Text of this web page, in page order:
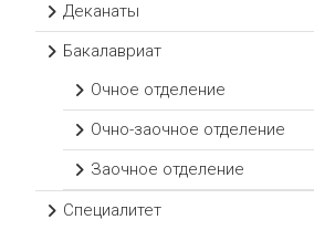
Деканаты
Бакалавриат
Очное отделение
Очно-заочное отделение
Заочное отделение
Специалитет